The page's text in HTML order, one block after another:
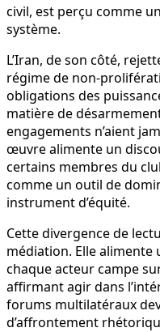
civil, est perçu comme
système.
L’Iran, de son côté,
régime de non-
obligations des
matière de
engagements n’aient
œuvre alimente un
certains membres du
comme un outil de
instrument d’équité.
Cette divergence de
médiation. Elle
chaque acteur campe
affirmant agir dans
forums multilatéraux
d’affrontement